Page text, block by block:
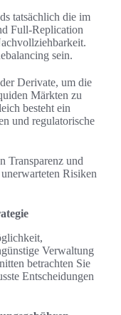
tatsächlich die im
Full‑Replication
sein.
Derivate, um die
Märkten zu
besteht ein
und regulatorische
Transparenz und
Risiken
Verwaltung
betrachten Sie
Entscheidungen